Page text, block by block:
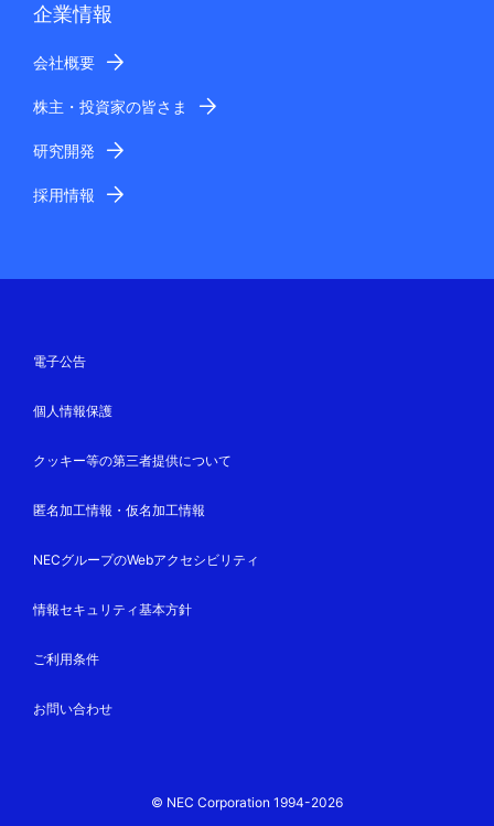
企業情報
会社概要
株主・投資家の皆さま
研究開発
採用情報
電子公告
個人情報保護
クッキー等の第三者提供について
匿名加工情報・仮名加工情報
NECグループのWebアクセシビリティ
情報セキュリティ基本方針
ご利用条件
お問い合わせ
© NEC Corporation 1994-2026